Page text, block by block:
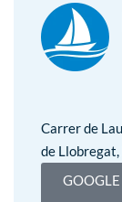
Carrer de
de